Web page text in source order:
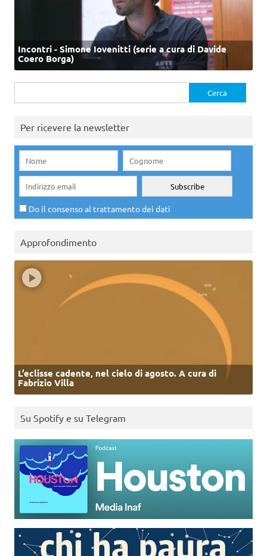
Incontri - Simone Iovenitti (serie a cura di Davide
Coero Borga)
per:
Per ricevere la newsletter
Do il consenso al trattamento dei dati
Approfondimento
L’eclisse cadente, nel cielo di agosto. A cura di
Fabrizio Villa
Su Spotify e su Telegram